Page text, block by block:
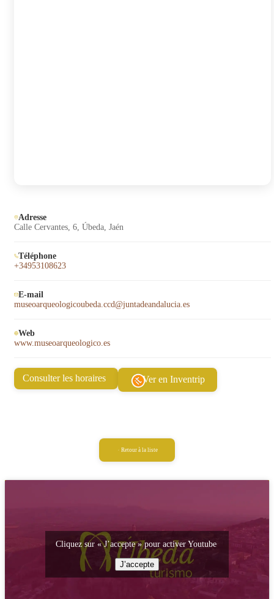
Adresse
Calle Cervantes, 6, Úbeda, Jaén
Téléphone
+34953108623
E-mail
museoarqueologicoubeda.ccd@juntadeandalucia.es
Web
www.museoarqueologico.es
Consulter les horaires Ver en Inventrip
Retour à la liste
Cliquez sur « J’accepte » pour activer Youtube
J’accepte